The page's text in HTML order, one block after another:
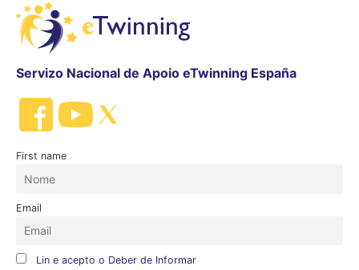
Servizo Nacional de Apoio eTwinning España
First name
Email
Lin e acepto o Deber de Informar